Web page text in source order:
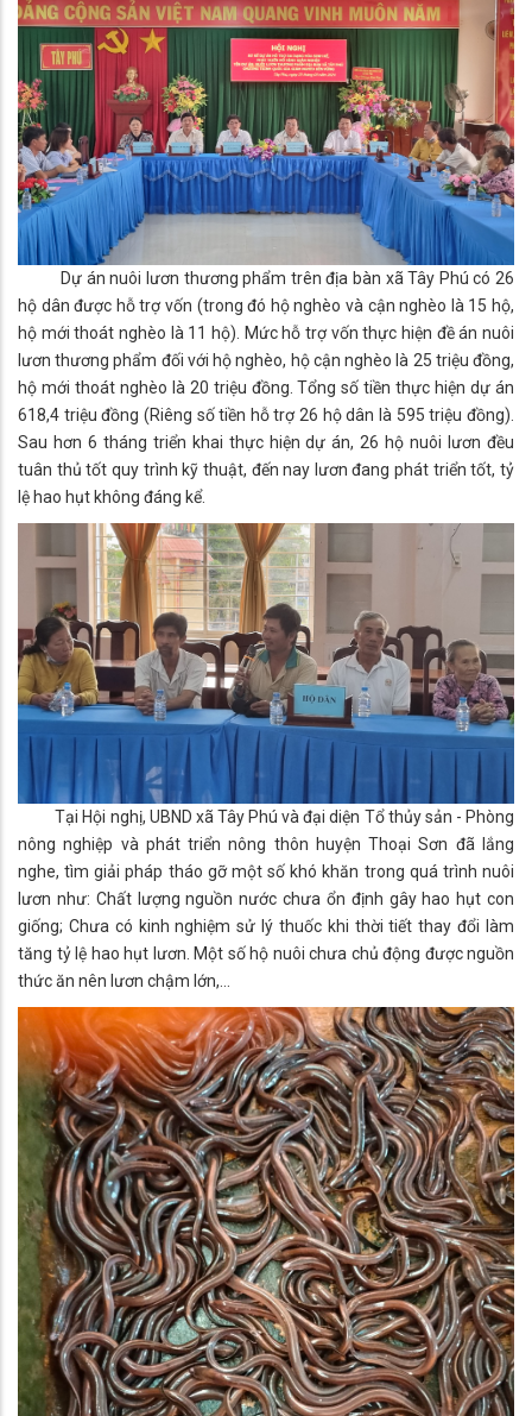
Dự án nuôi lươn thương phẩm trên địa bàn xã Tây Phú có 26
hộ dân được hỗ trợ vốn (trong đó hộ nghèo và cận nghèo là 15 hộ,
hộ mới thoát nghèo là 11 hộ). Mức hỗ trợ vốn thực hiện đề án nuôi
lươn thương phẩm đối với hộ nghèo, hộ cận nghèo là 25 triệu đồng,
hộ mới thoát nghèo là 20 triệu đồng. Tổng số tiền thực hiện dự án
618,4 triệu đồng (Riêng số tiền hỗ trợ 26 hộ dân là 595 triệu đồng).
Sau hơn 6 tháng triển khai thực hiện dự án, 26 hộ nuôi lươn đều
tuân thủ tốt quy trình kỹ thuật, đến nay lươn đang phát triển tốt, tỷ
lệ hao hụt không đáng kể.
Tại Hội nghị, UBND xã Tây Phú và đại diện Tổ thủy sản - Phòng
nông nghiệp và phát triển nông thôn huyện Thoại Sơn đã lắng
nghe, tìm giải pháp tháo gỡ một số khó khăn trong quá trình nuôi
lươn như: Chất lượng nguồn nước chưa ổn định gây hao hụt con
giống; Chưa có kinh nghiệm sử lý thuốc khi thời tiết thay đổi làm
tăng tỷ lệ hao hụt lươn. Một số hộ nuôi chưa chủ động được nguồn
thức ăn nên lươn chậm lớn,…